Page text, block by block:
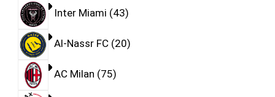
Inter Miami 43
Al-Nassr FC 20
AC Milan 75